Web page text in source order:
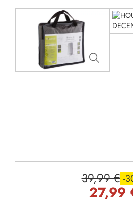
39,99 € -
27,99